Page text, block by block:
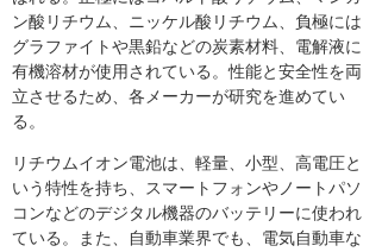
ン酸リチウム、ニッケル酸リチウム、負極には
グラファイトや黒鉛などの炭素材料、電解液に
有機溶材が使用されている。性能と安全性を両
立させるため、各メーカーが研究を進めてい
る。
リチウムイオン電池は、軽量、小型、高電圧と
いう特性を持ち、スマートフォンやノートパソ
コンなどのデジタル機器のバッテリーに使われ
ている。また、自動車業界でも、電気自動車な